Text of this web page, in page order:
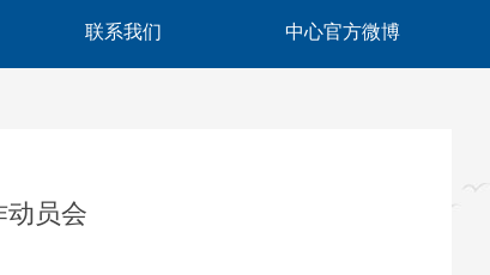
联系我们 中心官方微博
动员会